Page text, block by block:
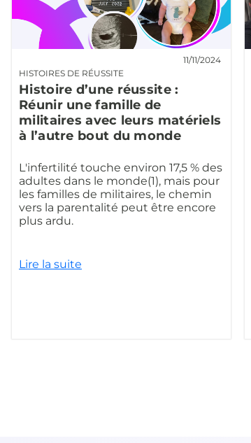
HISTOIRES DE RÉUSSITE
11/11/2024
Histoire d’une réussite :
Réunir une famille de
militaires avec leurs matériels
à l’autre bout du monde
L'infertilité touche environ 17,5 % des
adultes dans le monde(1), mais pour
les familles de militaires, le chemin
vers la parentalité peut être encore
plus ardu.
Lire la suite